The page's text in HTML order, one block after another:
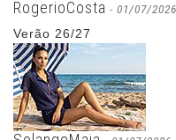
RogerioCosta - 01/07/2026
Verão 26/27